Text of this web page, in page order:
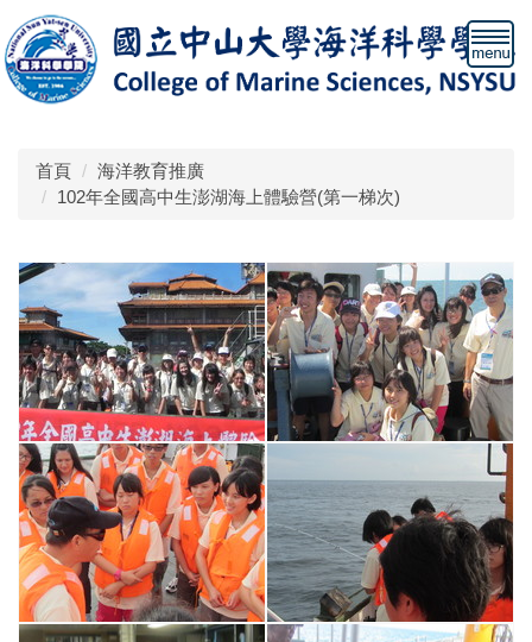
跳
到
主
要
首頁
海洋教育推廣
102年全國高中生澎湖海上體驗營(第一梯次)